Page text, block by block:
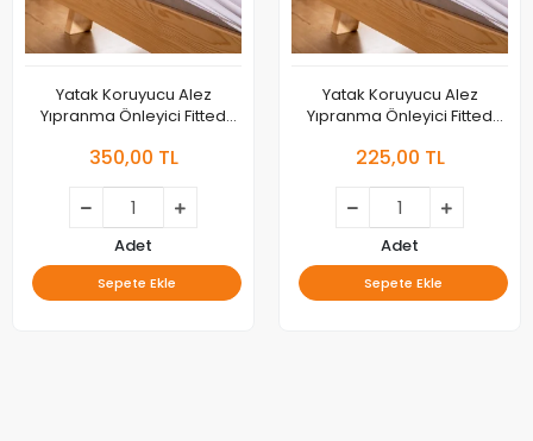
Yatak Koruyucu Alez
Yıpranma Önleyici Fitted
350,00 TL
Adet
Sepete Ekle
Yatak Koruyucu Alez
Yıpranma Önleyici Fitted
225,00 TL
Adet
Sepete Ekle